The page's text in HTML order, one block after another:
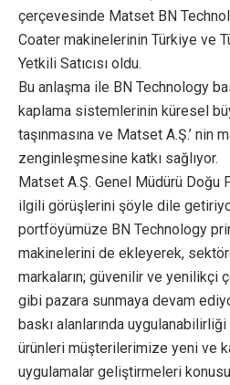
çerçevesinde Matset BN
Coater makinelerinin Türkiye ve
Yetkili Satıcısı oldu.
Bu anlaşma ile BN Technology
kaplama sistemlerinin küresel
taşınmasına ve Matset A.Ş.’ nin
zenginleşmesine katkı sağlıyor.
Matset A.Ş. Genel Müdürü Doğu
ilgili görüşlerini şöyle dile
portföyümüze BN Technology
makinelerini de ekleyerek,
markaların; güvenilir ve yenilikçi
gibi pazara sunmaya devam
baskı alanlarında
ürünleri müşterilerimize yeni ve
uygulamalar geliştirmeleri